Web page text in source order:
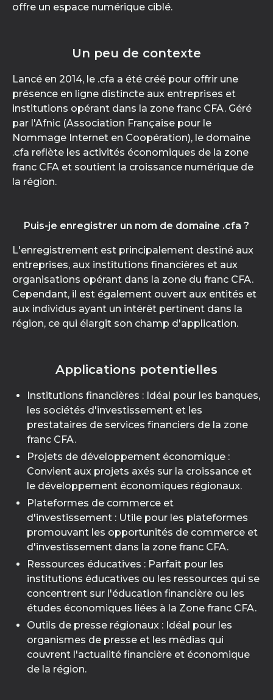
offre un espace numérique ciblé.
Un peu de contexte
Lancé en 2014, le .cfa a été créé pour offrir une
présence en ligne distincte aux entreprises et
institutions opérant dans la zone franc CFA. Géré
par l'Afnic (Association Française pour le
Nommage Internet en Coopération), le domaine
.cfa reflète les activités économiques de la zone
franc CFA et soutient la croissance numérique de
la région.
Puis-je enregistrer un nom de domaine .cfa ?
L'enregistrement est principalement destiné aux
entreprises, aux institutions financières et aux
organisations opérant dans la zone du franc CFA.
Cependant, il est également ouvert aux entités et
aux individus ayant un intérêt pertinent dans la
région, ce qui élargit son champ d'application.
Applications potentielles
Institutions financières : Idéal pour les banques,
les sociétés d'investissement et les
prestataires de services financiers de la zone
franc CFA.
Projets de développement économique :
Convient aux projets axés sur la croissance et
le développement économiques régionaux.
Plateformes de commerce et
d'investissement : Utile pour les plateformes
promouvant les opportunités de commerce et
d'investissement dans la zone franc CFA.
Ressources éducatives : Parfait pour les
institutions éducatives ou les ressources qui se
concentrent sur l'éducation financière ou les
études économiques liées à la Zone franc CFA.
Outils de presse régionaux : Idéal pour les
organismes de presse et les médias qui
couvrent l'actualité financière et économique
de la région.